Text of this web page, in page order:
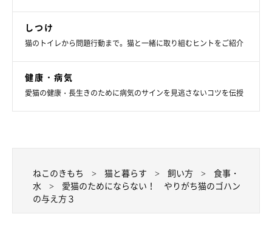
しつけ
猫のトイレから問題行動まで。猫と一緒に取り組むヒントをご紹介
健康・病気
愛猫の健康・長生きのために病気のサインを見逃さないコツを伝授
ねこのきもち 猫と暮らす 飼い方
食事・
水
愛猫のためにならない！ やりがち猫のゴハン
の与え方３